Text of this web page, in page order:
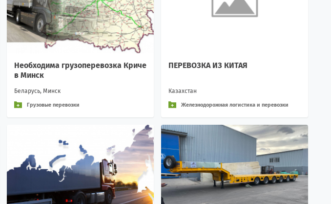
Необходима грузоперевозка Криче
в Минск
Беларусь, Минск
Грузовые перевозки
ПЕРЕВОЗКА ИЗ КИТАЯ
Казахстан
Железнодорожная логистика и перевозки